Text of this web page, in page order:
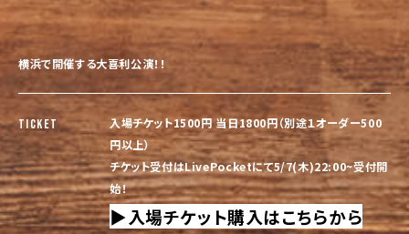
横浜で開催する大喜利公演！！
TICKET
入場チケット1500円 当日1800円（別途１オーダー500
円以上）
チケット受付はLivePocketにて5/7(木)22:00~受付開
始！
▶︎入場チケット購入はこちらから